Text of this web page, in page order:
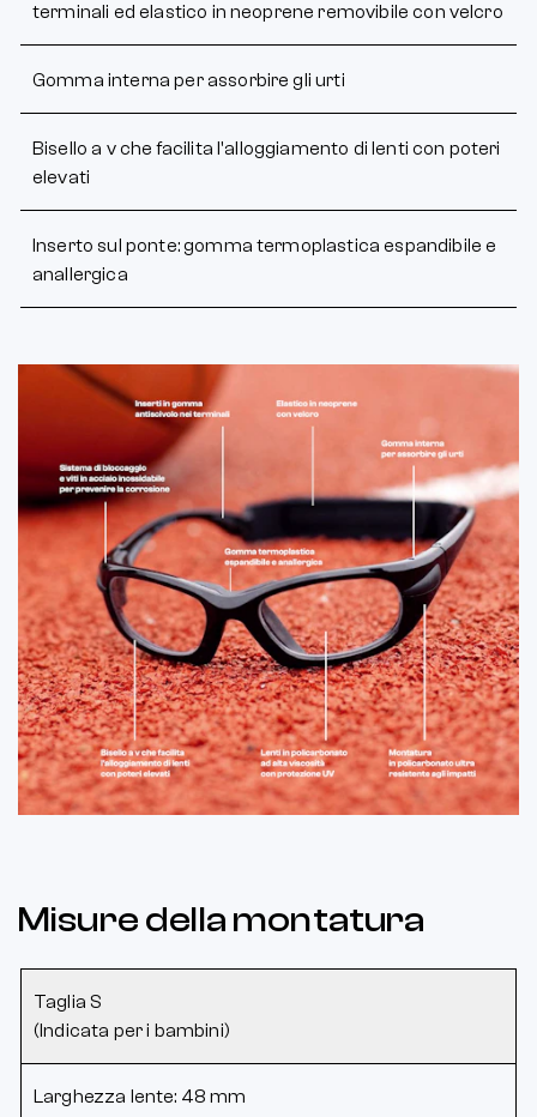
terminali ed elastico in neoprene removibile con velcro
Gomma interna per assorbire gli urti
Bisello a v che facilita l'alloggiamento di lenti con poteri
elevati
Inserto sul ponte: gomma termoplastica espandibile e
anallergica
Misure della montatura
Taglia S
(Indicata per i bambini)
Larghezza lente: 48 mm